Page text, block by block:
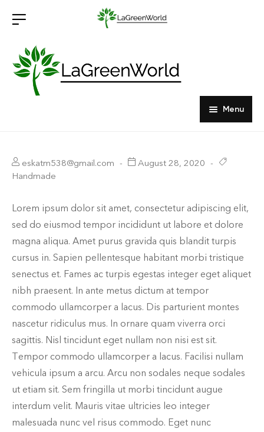
Menu
Products
Indoor Furniture
Hardwood Tabletops
eskatm538@gmail.com
August 28, 2020
Handmade
Lorem ipsum dolor sit amet, consectetur adipiscing elit,
sed do eiusmod tempor incididunt ut labore et dolore
magna aliqua. Amet purus gravida quis blandit turpis
cursus in. Sapien pellentesque habitant morbi tristique
senectus et. Fames ac turpis egestas integer eget aliquet
nibh praesent. In ante metus dictum at tempor
commodo ullamcorper a lacus. Dis parturient montes
nascetur ridiculus mus. In ornare quam viverra orci
sagittis. Nisl tincidunt eget nullam non nisi est sit.
Tempor commodo ullamcorper a lacus. Facilisi nullam
vehicula ipsum a arcu. Arcu non sodales neque sodales
ut etiam sit. Sem fringilla ut morbi tincidunt augue
interdum velit. Mauris vitae ultricies leo integer
malesuada nunc vel risus commodo. Eget nunc